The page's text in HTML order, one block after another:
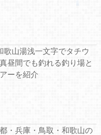
歌山湯浅一文字でタチウ
昼間でも釣れる釣り場と
ーを紹介
・兵庫・鳥取・和歌山の